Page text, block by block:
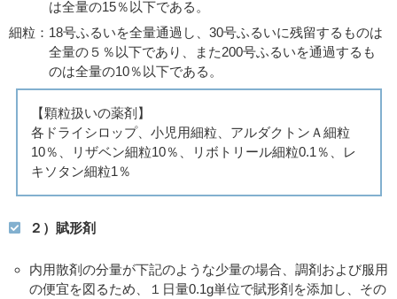
は全量の15％以下である。
細粒：18号ふるいを全量通過し、30号ふるいに残留するものは
全量の５％以下であり、また200号ふるいを通過するも
のは全量の10％以下である。
【顆粒扱いの薬剤】
各ドライシロップ、小児用細粒、アルダクトンＡ細粒
10％、リザベン細粒10％、リボトリール細粒0.1％、レ
キソタン細粒1％
２）賦形剤
内用散剤の分量が下記のような少量の場合、調剤および服用
の便宜を図るため、１日量0.1g単位で賦形剤を添加し、その